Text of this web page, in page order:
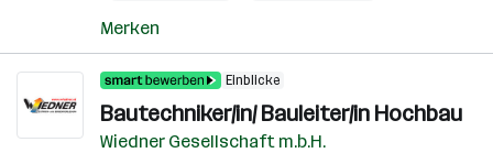
Merken
Einblicke
Bautechniker/in/ Bauleiter/in Hochbau
Wiedner Gesellschaft m.b.H.